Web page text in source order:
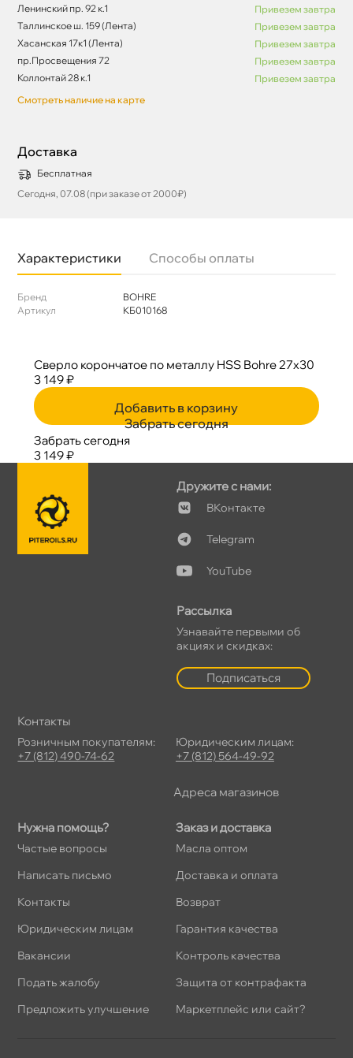
Ленинский пр. 92 к.1
Привезем завтра
Таллинское ш. 159 (Лента)
Привезем завтра
Хасанская 17к1 (Лента)
Привезем завтра
пр.Просвещения 72
Привезем завтра
Коллонтай 28 к.1
Привезем завтра
Смотреть наличие на карте
Доставка
Бесплатная
Сегодня, 07.08 (при заказе от 2000₽)
Характеристики Способы оплаты
Бренд
BOHRE
Артикул
КБ010168
Сверло корончатое по металлу HSS Bohre 27х30
3 149 ₽
Добавить в корзину
Забрать сегодня
Забрать сегодня
3 149 ₽
Нужна помощь?
Частые вопросы
Написать письмо
Контакты
Юридическим лицам
акансии
Подать жалобу
Предложить улучшение
Заказ и доставка
Масла оптом
Доставка и оплата
озврат
Гарантия качества
Контроль качества
Защита от контрафакта
Маркетплейс или сайт?
Дружите с нами:
Контакте
Telegram
YouTube
Рассылка
Узнавайте первыми о
акциях и скидках:
Подписаться
Контакты
Розничным покупателям:
+7 (812) 490-74-62
Юридическим лицам:
+7 (812) 564-49-92
Адреса магазино